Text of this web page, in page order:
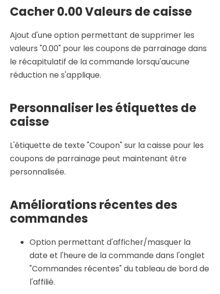
Cacher 0.00 Valeurs de caisse
Ajout d'une option permettant de supprimer les
valeurs "0.00" pour les coupons de parrainage dans
le récapitulatif de la commande lorsqu'aucune
réduction ne s'applique.
Personnaliser les étiquettes de
caisse
L'étiquette de texte "Coupon" sur la caisse pour les
coupons de parrainage peut maintenant être
personnalisée.
Améliorations récentes des
commandes
Option permettant d'afficher/masquer la
date et l'heure de la commande dans l'onglet
"Commandes récentes" du tableau de bord de
l'affilié.